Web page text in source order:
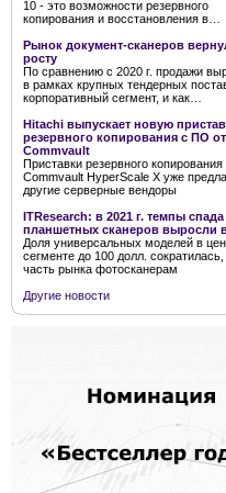
10 - это возможности резервного
копирования и восстановления в…
Рынок документ-сканеров
росту
По сравнению с 2020 г. продажи
в рамках крупных тендерных
корпоративный сегмент, и как…
Hitachi выпускает новую
резервного копирования с ПО от
Commvault
Приставки резервного
Commvault HyperScale X уже
другие серверные вендоры
ITResearch: в 2021 г. темпы
планшетных сканеров выросли
Доля универсальных моделей в
сегменте до 100 долл.
часть рынка фотосканерам
Другие новости